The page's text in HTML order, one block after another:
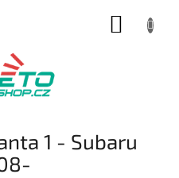
1 - Subaru